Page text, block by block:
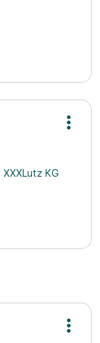
XXXLutz KG